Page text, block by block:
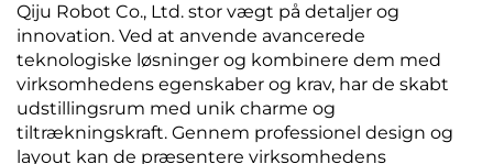
Qiju Robot Co., Ltd. stor vægt på detaljer og
innovation. Ved at anvende avancerede
teknologiske løsninger og kombinere dem med
virksomhedens egenskaber og krav, har de skabt
udstillingsrum med unik charme og
tiltrækningskraft. Gennem professionel design og
layout kan de præsentere virksomhedens